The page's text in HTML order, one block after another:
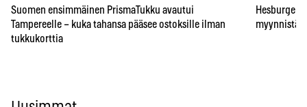
Suomen ensimmäinen PrismaTukku avautui
Tampereelle – kuka tahansa pääsee ostoksille ilman
tukkukorttia
myynnistä